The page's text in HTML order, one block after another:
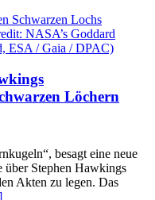
Löchern
besagt eine neue
über Stephen Hawkings
Akten zu legen. Das